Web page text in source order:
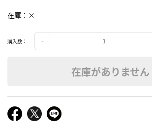
在庫 ×
購入数：
在庫がありません